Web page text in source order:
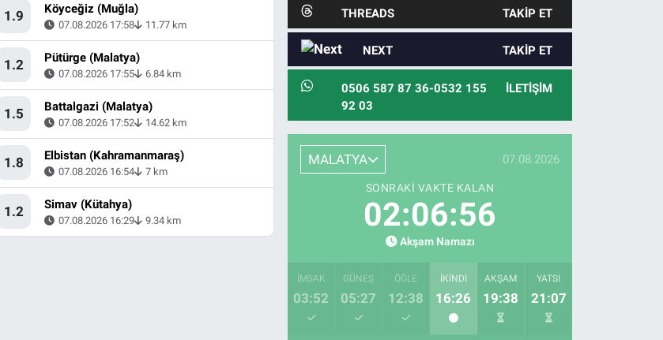
1.9 Köyceğiz (Muğla)
07.08.2026 17:58 11.77 km
1.2 Pütürge (Malatya)
07.08.2026 17:55 6.84 km
1.5 Battalgazi (Malatya)
07.08.2026 17:52 14.62 km
1.8 Elbistan (Kahramanmaraş)
07.08.2026 16:54 7 km
1.2 Simav (Kütahya)
07.08.2026 16:29 9.34 km
THREADS TAKIP ET
NEXT TAKIP ET
0506 587 87 36-0532 155
92 03
İLETIŞIM
MALATYA 07.08.2026
SONRAKI VAKTE KALAN
02:06:55
Akşam Namazı
İMSAK
03:52
GÜNEŞ
05:27
ÖĞLE
12:38
İKINDI
16:26
AKŞAM
19:38
YATSI
21:07